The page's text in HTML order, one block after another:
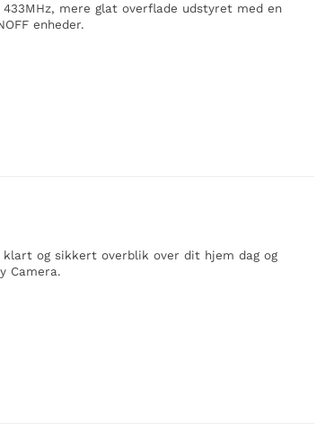
mere glat overflade udstyret med en
enheder.
og sikkert overblik over dit hjem dag og
Camera.